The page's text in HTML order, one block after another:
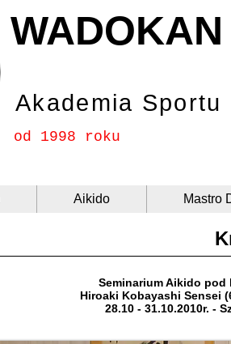
WADOKAN
Akademia Sportu
od 1998 roku
Aikido Mastro
Seminarium Aikido pod
Hiroaki Kobayashi Sensei
28.10 - 31.10.2010r. -